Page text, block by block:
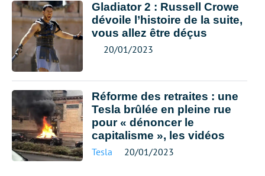
Gladiator 2 : Russell Crowe
dévoile l’histoire de la suite,
vous allez être déçus
20/01/2023
Réforme des retraites : une
Tesla brûlée en pleine rue
pour « dénoncer le
capitalisme », les vidéos
Tesla 20/01/2023